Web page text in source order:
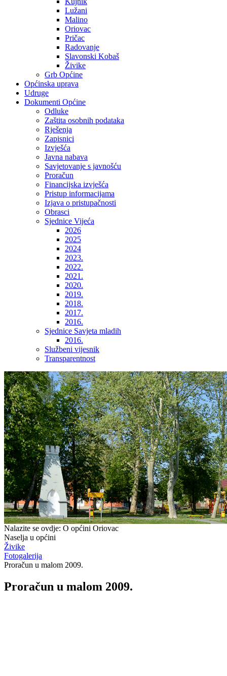
Lužani
Malino
Oriovac
Pričac
Radovanje
Slavonski Kobaš
Živike
Grb Općine
Općinska uprava
Udruge
Dokumenti Općine
Odluke
Zaštita osobnih podataka
Rješenja
Zapisnici
Izvješća
Javna nabava
Savjetovanje s javnošću
Proračun
Financijska izvješća
Pristup informacijama
Izjava o pristupačnosti
Obrasci
Sjednice Vijeća
2026
2025
2024
2023.
2022.
2021.
2020.
2019.
2018.
2017.
2016.
Sjednice Savjeta mladih
2016.
Službeni vijesnik
Transparentnost
Nalazite se ovdje: O općini Oriovac
Naselja u općini
Živike
Fotogalerija
Proračun u malom 2009.
Proračun u malom 2009.